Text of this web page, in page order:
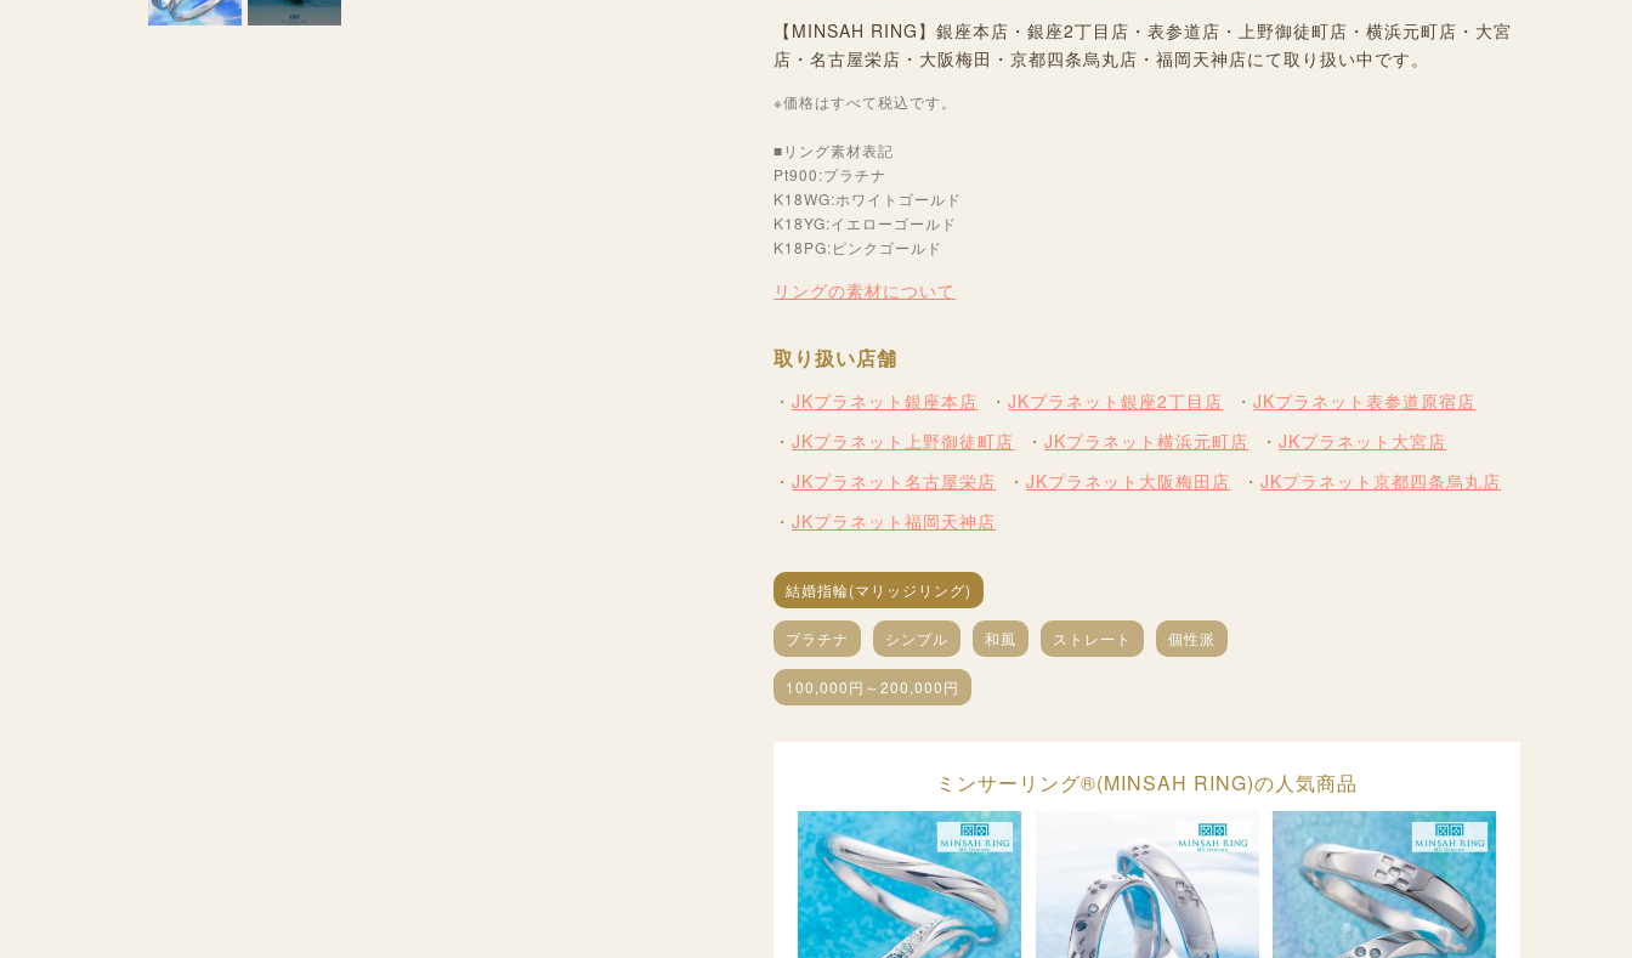
【MINSAH RING】銀座本店・銀座2丁目店・表参道店・上野御徒町店・横浜元町店・大宮
店・名古屋栄店・大阪梅田・京都四条烏丸店・福岡天神店にて取り扱い中です。
※価格はすべて税込です。
■リング素材表記
Pt900:プラチナ
K18WG:ホワイトゴールド
K18YG:イエローゴールド
K18PG:ピンクゴールド
リングの素材について
取り扱い店舗
JKプラネット銀座本店 JKプラネット銀座2丁目店
JKプラネット表参道原宿店
JKプラネット上野御徒町店
JKプラネット横浜元町店
JKプラネット大宮店
JKプラネット名古屋栄店
JKプラネット大阪梅田店
JKプラネット京都四条烏丸店
JKプラネット福岡天神店
結婚指輪(マリッジリング)
プラチナ シンプル 和風 ストレート 個性派
100,000円～200,000円
ミンサーリング®︎(MINSAH RING)の人気商品